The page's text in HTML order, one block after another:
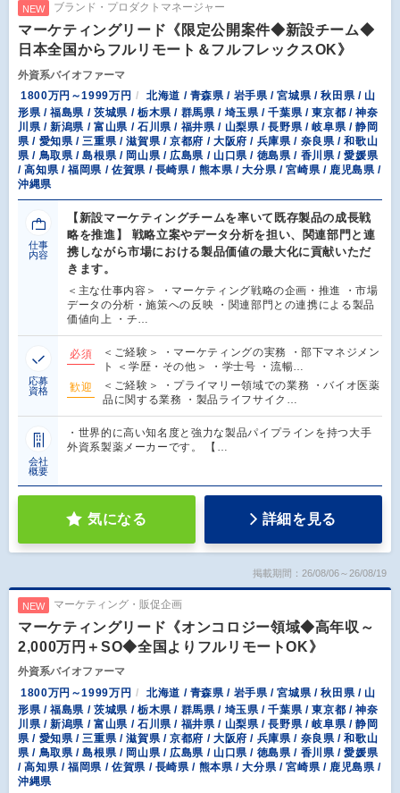
NEW ブランド・プロダクトマネージャー
マーケティングリード《限定公開案件◆新設チーム◆
日本全国からフルリモート＆フルフレックスOK》
外資系バイオファーマ
1800万円～1999万円
北海道 / 青森県 / 岩手県 / 宮城県 / 秋田県 / 山
形県 / 福島県 / 茨城県 / 栃木県 / 群馬県 / 埼玉県 / 千葉県 / 東京都 / 神奈
川県 / 新潟県 / 富山県 / 石川県 / 福井県 / 山梨県 / 長野県 / 岐阜県 / 静岡
県 / 愛知県 / 三重県 / 滋賀県 / 京都府 / 大阪府 / 兵庫県 / 奈良県 / 和歌山
県 / 鳥取県 / 島根県 / 岡山県 / 広島県 / 山口県 / 徳島県 / 香川県 / 愛媛県
/ 高知県 / 福岡県 / 佐賀県 / 長崎県 / 熊本県 / 大分県 / 宮崎県 / 鹿児島県 /
沖縄県
仕事
内容
【新設マーケティングチームを率いて既存製品の成長戦
略を推進】 戦略立案やデータ分析を担い、関連部門と連
携しながら市場における製品価値の最大化に貢献いただ
きます。
＜主な仕事内容＞ ・マーケティング戦略の企画・推進 ・市場
データの分析・施策への反映 ・関連部門との連携による製品
価値向上 ・チ…
応募
資格
必須
＜ご経験＞ ・マーケティングの実務 ・部下マネジメン
ト ＜学歴・その他＞ ・学士号 ・流暢…
歓迎
＜ご経験＞ ・プライマリー領域での業務 ・バイオ医薬
品に関する業務 ・製品ライフサイク…
会社
概要
・世界的に高い知名度と強力な製品パイプラインを持つ大手
外資系製薬メーカーです。 【…
気になる 詳細を見る
掲載期間：26/08/06～26/08/19
NEW マーケティング・販促企画
マーケティングリード《オンコロジー領域◆高年収～
2,000万円＋SO◆全国よりフルリモートOK》
外資系バイオファーマ
1800万円～1999万円
北海道 / 青森県 / 岩手県 / 宮城県 / 秋田県 / 山
形県 / 福島県 / 茨城県 / 栃木県 / 群馬県 / 埼玉県 / 千葉県 / 東京都 / 神奈
川県 / 新潟県 / 富山県 / 石川県 / 福井県 / 山梨県 / 長野県 / 岐阜県 / 静岡
県 / 愛知県 / 三重県 / 滋賀県 / 京都府 / 大阪府 / 兵庫県 / 奈良県 / 和歌山
県 / 鳥取県 / 島根県 / 岡山県 / 広島県 / 山口県 / 徳島県 / 香川県 / 愛媛県
/ 高知県 / 福岡県 / 佐賀県 / 長崎県 / 熊本県 / 大分県 / 宮崎県 / 鹿児島県 /
沖縄県